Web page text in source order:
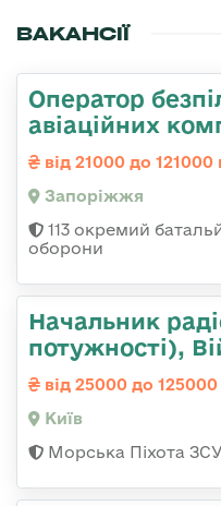
ВАКАНСІЇ
Оператор
авіаційних
від 21000 до 121000
Запоріжжя
113 окремий
оборони
Начальник
потужності),
від 25000 до 125000
Київ
Морська Піхота ЗСУ